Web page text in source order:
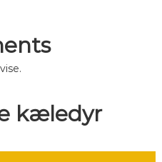
kæledyr